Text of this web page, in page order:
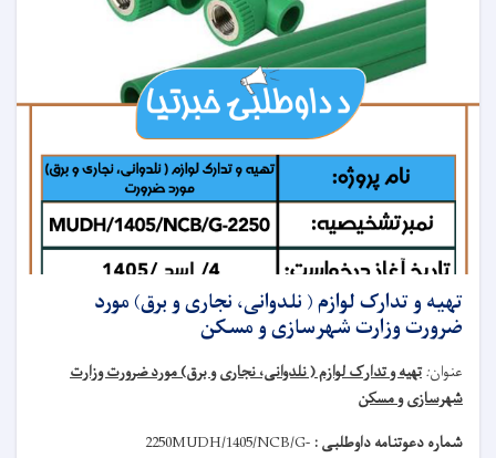
تهیه و تدارک لوازم ( نلدوانی، نجاری و برق) مورد
ضرورت وزارت شهرسازی و مسکن
عنوان:تهیه و تدارک لوازم ( نلدوانی، نجاری و برق) مورد ضرورت وزارت
شهرسازی و مسکن
شماره دعوتنامه داوطلبی : MUDH/1405/NCB/G-
2250